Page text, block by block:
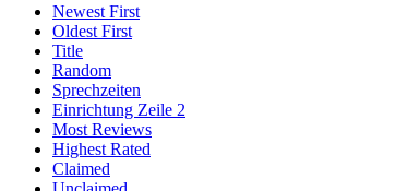
Newest First
Oldest First
Title
Random
Sprechzeiten
Einrichtung Zeile 2
Most Reviews
Highest Rated
Claimed